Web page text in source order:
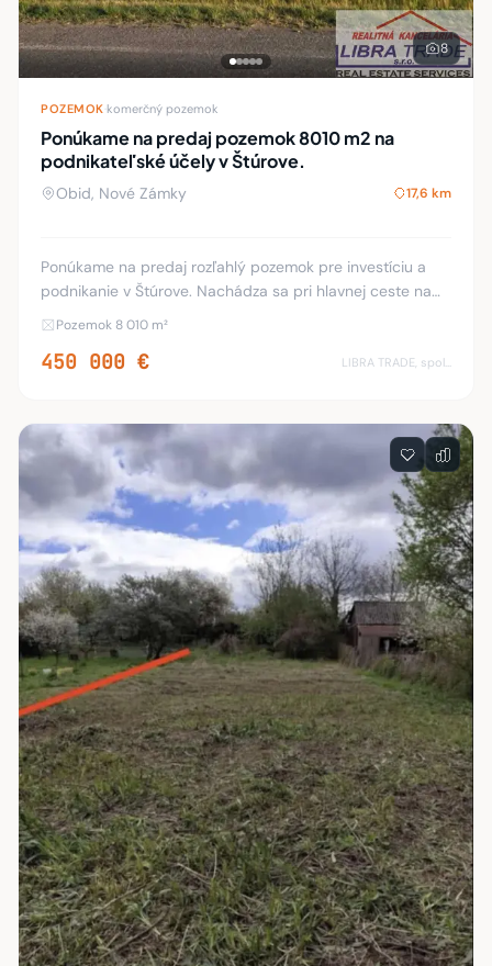
8
POZEMOK komerčný pozemok
Ponúkame na predaj pozemok 8010 m2 na
podnikateľské účely v Štúrove.
Obid, Nové Zámky 17,6 km
Ponúkame na predaj rozľahlý pozemok pre investíciu a
podnikanie v Štúrove. Nachádza sa pri hlavnej ceste na
začiatku mesta Štúrova. Rovinatý, slnečný pozemok s
Pozemok 8 010 m²
450 000 € LIBRA TRADE, spol.s.r.o.